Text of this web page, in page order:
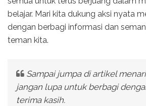
belajar. Mari kita dukung aksi nyata
dengan berbagi informasi dan
teman kita.
Sampai jumpa di artikel
jangan lupa untuk berbagi
terima kasih.